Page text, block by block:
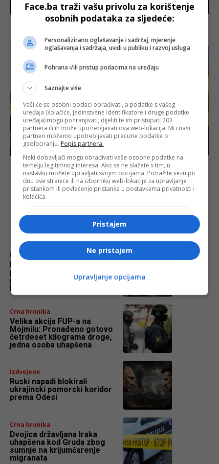
Izdvojeno
Ruski napadi blokirali ukrajinski pomorski koridor
Crna hronika
Dvojica državljana Iraka uhapšena kod Gruda zbog
sumnje na krijumčarenje migranata
najnovije
Izdvojeno
Novi lider “Hamasa”
predstavio prioritete: Traži
prekid rata, povlačenje
Izraela i obnovu Gaze
Crna hronika
Velika akcija FUP-a na
Mojmilu: Pronađeno gotovo
četrdeset kilograma droge,
jedna osoba uhapšena
Izdvojeno
Ruski napadi blokirali
ukrajinski pomorski koridor
prema Odesi
Crna hronika
Dvojica državljana Iraka
uhapšena kod Gruda zbog
sumnje na krijumčarenje
migranata
Face.ba traži vašu privolu za korištenje
osobnih podataka za sljedeće:
Personalizirano oglašavanje i sadržaj, mjerenje
oglašavanja i sadržaja, uvidi u publiku i razvoj usluga
Pohrana i/ili pristup podacima na uređaju
Saznajte više
Vaši će se osobni podaci obrađivati, a podatke s vašeg
uređaja (kolačiće, jedinstvene identifikatore i druge podatke
uređaja) mogu pohranjivati, dijeliti te im pristupati 203
partnera ili ih može upotrebljavati ova web-lokacija. Mi i naši
partneri možemo upotrebljavati precizne podatke o
geolociranju. Popis partnera.
Neki dobavljači mogu obrađivati vaše osobne podatke na
temelju legitimnog interesa. Ako se ne slažete s tim, u
nastavku možete upravljati svojim opcijama. Potražite vezu pri
dnu ove stranice ili na izborniku web-lokacije za upravljanje
pristankom ili povlačenje pristanka u postavkama privatnosti i
kolačića.
Pristajem
Ne pristajem
Upravljanje opcijama